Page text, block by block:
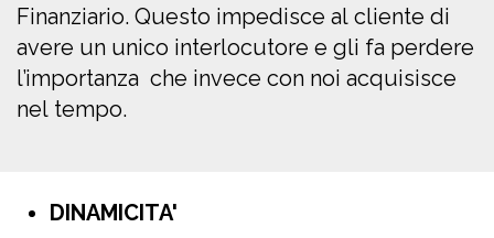
Finanziario. Questo impedisce al cliente di
avere un unico interlocutore e gli fa perdere
l’importanza che invece con noi acquisisce
nel tempo.
DINAMICITA'